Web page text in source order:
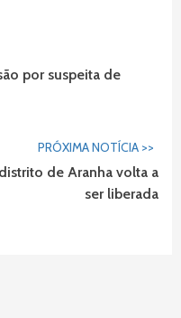
por suspeita de
PRÓXIMA NOTÍCIA >>
de Aranha volta a
ser liberada